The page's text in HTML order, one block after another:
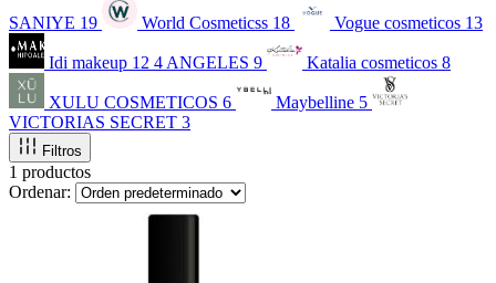
SANIYE 19 World Cosmeticss 18 Vogue cosmeticos 13
Idi makeup 12 4 ANGELES 9 Katalia cosmeticos 8
XULU COSMETICOS 6 Maybelline 5
VICTORIAS SECRET 3
Filtros
1 productos
Ordenar: